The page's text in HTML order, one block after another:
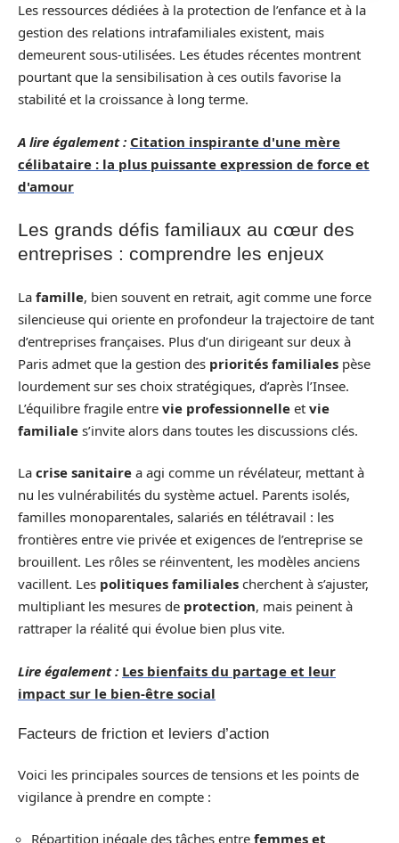
Les ressources dédiées à la protection de l’enfance et à la
gestion des relations intrafamiliales existent, mais
demeurent sous-utilisées. Les études récentes montrent
pourtant que la sensibilisation à ces outils favorise la
stabilité et la croissance à long terme.
A lire également : Citation inspirante d'une mère
célibataire : la plus puissante expression de force et
d'amour
Les grands défis familiaux au cœur des
entreprises : comprendre les enjeux
La famille, bien souvent en retrait, agit comme une force
silencieuse qui oriente en profondeur la trajectoire de tant
d’entreprises françaises. Plus d’un dirigeant sur deux à
Paris admet que la gestion des priorités familiales pèse
lourdement sur ses choix stratégiques, d’après l’Insee.
L’équilibre fragile entre vie professionnelle et vie
familiale s’invite alors dans toutes les discussions clés.
La crise sanitaire a agi comme un révélateur, mettant à
nu les vulnérabilités du système actuel. Parents isolés,
familles monoparentales, salariés en télétravail : les
frontières entre vie privée et exigences de l’entreprise se
brouillent. Les rôles se réinventent, les modèles anciens
vacillent. Les politiques familiales cherchent à s’ajuster,
multipliant les mesures de protection, mais peinent à
rattraper la réalité qui évolue bien plus vite.
Lire également : Les bienfaits du partage et leur
impact sur le bien-être social
Facteurs de friction et leviers d’action
Voici les principales sources de tensions et les points de
vigilance à prendre en compte :
Répartition inégale des tâches entre femmes et